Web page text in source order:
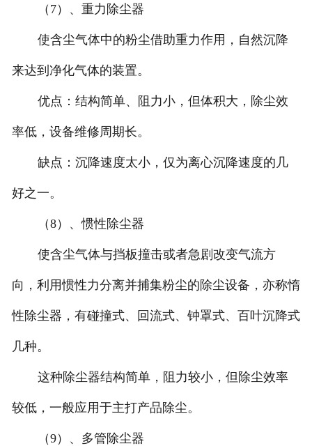
（7）、重力除尘器
使含尘气体中的粉尘借助重力作用，自然沉降
来达到净化气体的装置。
优点：结构简单、阻力小，但体积大，除尘效
率低，设备维修周期长。
缺点：沉降速度太小，仅为离心沉降速度的几
好之一。
（8）、惯性除尘器
使含尘气体与挡板撞击或者急剧改变气流方
向，利用惯性力分离并捕集粉尘的除尘设备，亦称惰
性除尘器，有碰撞式、回流式、钟罩式、百叶沉降式
几种。
这种除尘器结构简单，阻力较小，但除尘效率
较低，一般应用于主打产品除尘。
（9）、多管除尘器